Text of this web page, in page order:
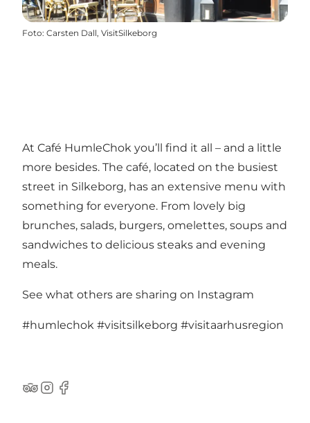
Foto: Carsten Dall, VisitSilkeborg
At Café HumleChok you’ll find it all – and a little
more besides. The café, located on the busiest
street in Silkeborg, has an extensive menu with
something for everyone. From lovely big
brunches, salads, burgers, omelettes, soups and
sandwiches to delicious steaks and evening
meals.
See what others are sharing on Instagram
#humlechok #visitsilkeborg #visitaarhusregion
TripAdvisor
Instagram
Facebook